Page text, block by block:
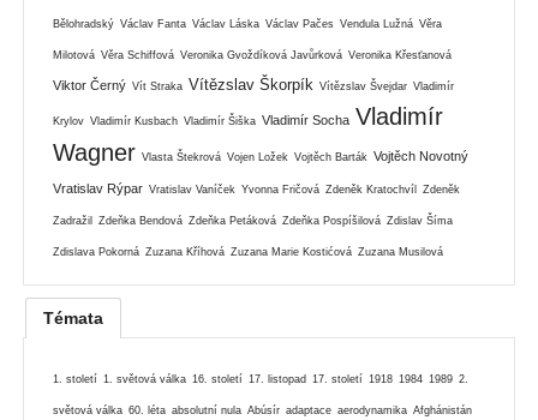
Bělohradský Václav Fanta Václav Láska Václav Pačes Vendula Lužná Věra
Milotová Věra Schiffová Veronika Gvoždíková Javůrková Veronika Křesťanová
Viktor Černý Vít Straka Vítězslav Škorpík Vítězslav Švejdar Vladimír
Krylov Vladimír Kusbach Vladimír Šiška Vladimír Socha Vladimír
Wagner Vlasta Štekrová Vojen Ložek Vojtěch Barták Vojtěch Novotný
Vratislav Rýpar Vratislav Vaníček Yvonna Fričová Zdeněk Kratochvíl Zdeněk
Zadražil Zdeňka Bendová Zdeňka Petáková Zdeňka Pospíšilová Zdislav Šíma
Zdislava Pokorná Zuzana Kříhová Zuzana Marie Kostićová Zuzana Musilová
Témata
1. století 1. světová válka 16. století 17. listopad 17. století 1918 1984 1989 2.
světová válka 60. léta absolutní nula Abúsír adaptace aerodynamika Afghánistán